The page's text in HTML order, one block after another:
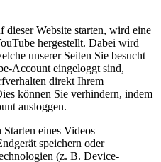
dieser Website starten, wird eine
hergestellt. Dabei wird
unserer Seiten Sie besucht
Account eingeloggt sind,
direkt Ihrem
können Sie verhindern, indem
ausloggen.
eines Videos
speichern oder
(z. B. Device-